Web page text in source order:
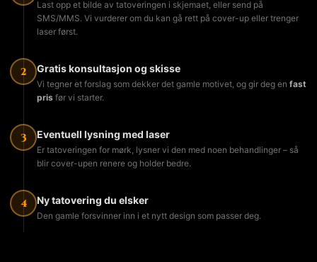
Last opp et bilde av tatoveringen i skjemaet, eller send på
SMS/MMS. Vi vurderer om du kan gå rett på cover-up eller trenger
laser først.
2 Gratis konsultasjon og skisse
Vi tegner et forslag som dekker det gamle motivet, og gir deg en fast
pris før vi starter.
3 Eventuell lysning med laser
Er tatoveringen for mørk, lysner vi den med noen behandlinger – så
blir cover-upen renere og holder bedre.
4 Ny tatovering du elsker
Den gamle forsvinner inn i et nytt design som passer deg.